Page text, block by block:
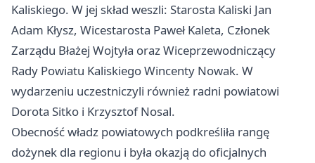
Kaliskiego. W jej skład weszli: Starosta Kaliski Jan
Adam Kłysz, Wicestarosta Paweł Kaleta, Członek
Zarządu Błażej Wojtyła oraz Wiceprzewodniczący
Rady Powiatu Kaliskiego Wincenty Nowak. W
wydarzeniu uczestniczyli również radni powiatowi
Dorota Sitko i Krzysztof Nosal.
Obecność władz powiatowych podkreśliła rangę
dożynek dla regionu i była okazją do oficjalnych